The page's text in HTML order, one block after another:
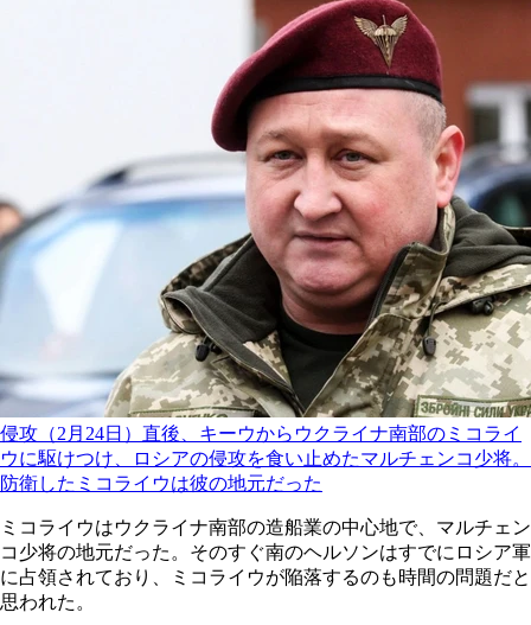
侵攻（2月24日）直後、キーウからウクライナ南部のミコライ
ウに駆けつけ、ロシアの侵攻を食い止めたマルチェンコ少将。
防衛したミコライウは彼の地元だった
ミコライウはウクライナ南部の造船業の中心地で、マルチェン
コ少将の地元だった。そのすぐ南のヘルソンはすでにロシア軍
に占領されており、ミコライウが陥落するのも時間の問題だと
思われた。